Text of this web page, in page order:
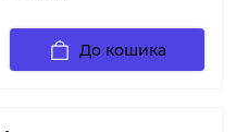
До кошика